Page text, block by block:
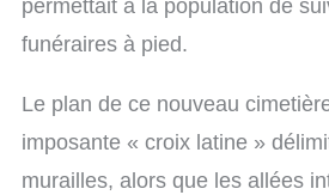
permettait à la population de
funéraires à pied.
Le plan de ce nouveau
imposante « croix latine »
murailles, alors que les allées